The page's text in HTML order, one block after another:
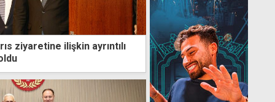
ziyaretine ilişkin ayrıntılı